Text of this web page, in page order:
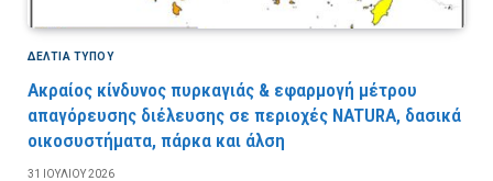
ΔΕΛΤΙΑ ΤΥΠΟΥ
Ακραίος κίνδυνος πυρκαγιάς & εφαρμογή μέτρου
απαγόρευσης διέλευσης σε περιοχές NATURA, δασικά
οικοσυστήματα, πάρκα και άλση
31 ΙΟΥΛΊΟΥ 2026